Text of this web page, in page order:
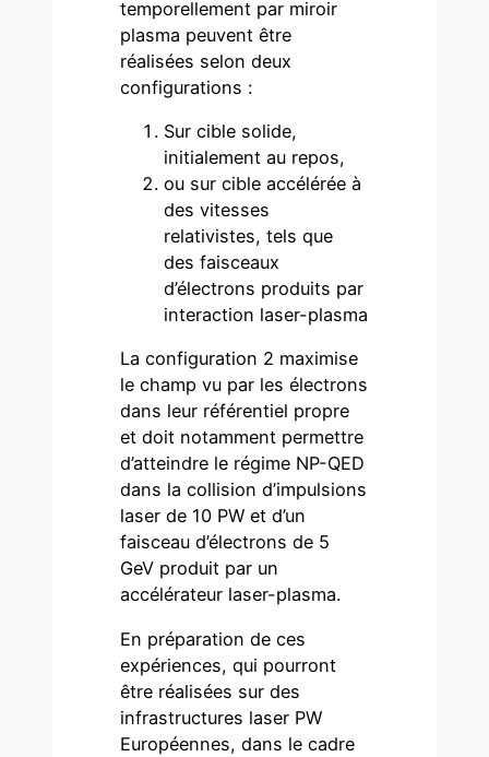
temporellement par miroir
plasma peuvent être
réalisées selon deux
configurations :
Sur cible solide,
initialement au repos,
ou sur cible accélérée à
des vitesses
relativistes, tels que
des faisceaux
d’électrons produits par
interaction laser-plasma
La configuration 2 maximise
le champ vu par les électrons
dans leur référentiel propre
et doit notamment permettre
d’atteindre le régime NP-QED
dans la collision d’impulsions
laser de 10 PW et d’un
faisceau d’électrons de 5
GeV produit par un
accélérateur laser-plasma.
En préparation de ces
expériences, qui pourront
être réalisées sur des
infrastructures laser PW
Européennes, dans le cadre